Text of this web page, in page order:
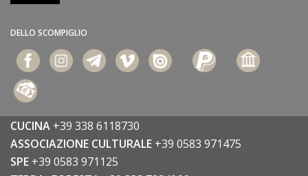
DELLO SCOMPIGLIO
CUCINA +39 338 6118730
ASSOCIAZIONE CULTURALE +39 0583 971475
SPE +39 0583 971125